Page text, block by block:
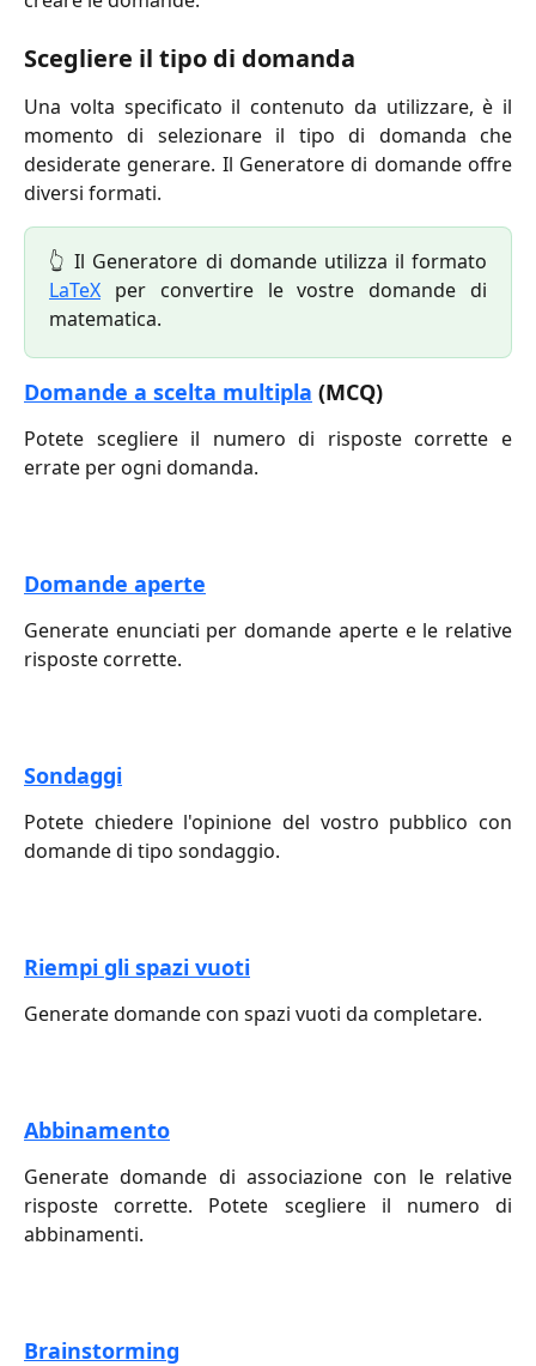
Scegliere il tipo di domanda
Una volta specificato il contenuto da utilizzare, è il
momento di selezionare il tipo di domanda che
desiderate generare. Il Generatore di domande offre
diversi formati.
👆 Il Generatore di domande utilizza il formato
LaTeX per convertire le vostre domande di
matematica.
Domande a scelta multipla (MCQ)
Potete scegliere il numero di risposte corrette e
errate per ogni domanda.
Domande aperte
Generate enunciati per domande aperte e le relative
risposte corrette.
Sondaggi
Potete chiedere l'opinione del vostro pubblico con
domande di tipo sondaggio.
Riempi gli spazi vuoti
Generate domande con spazi vuoti da completare.
Abbinamento
Generate domande di associazione con le relative
risposte corrette. Potete scegliere il numero di
abbinamenti.
Brainstorming